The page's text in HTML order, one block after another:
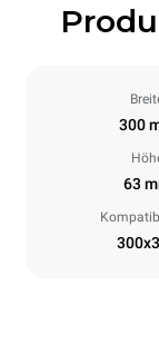
300
63